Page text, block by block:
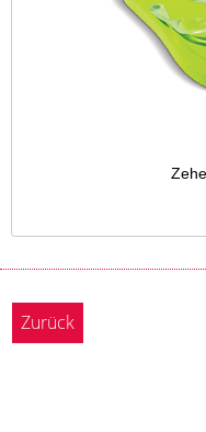
Zurück